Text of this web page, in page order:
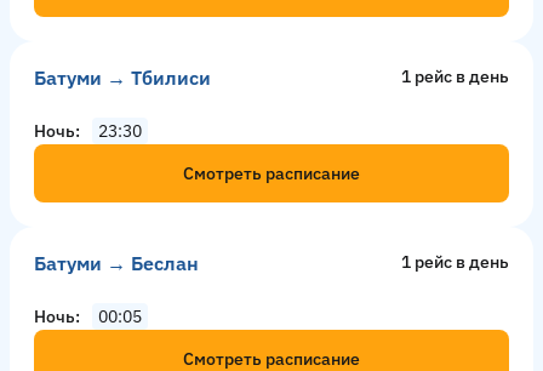
Батуми → Тбилиси 1 рейс в день
Ночь
23:30
Смотреть расписание
Батуми → Беслан 1 рейс в день
Ночь
00:05
Смотреть расписание